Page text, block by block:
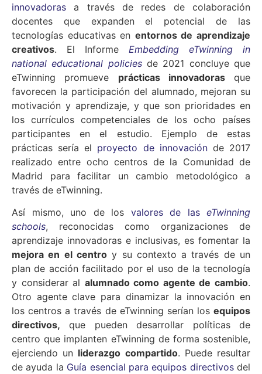
innovadoras a través de redes de colaboración
docentes que expanden el potencial de las
tecnologías educativas en entornos de aprendizaje
creativos. El Informe Embedding eTwinning in
national educational policiesde 2021 concluye que
eTwinning promueve prácticas innovadorasque
favorecen la participación del alumnado, mejoran su
motivación y aprendizaje, y que son prioridades en
los currículos competenciales de los ocho países
participantes en el estudio. Ejemplo de estas
prácticas sería el proyecto de innovaciónde 2017
realizado entre ocho centros de la Comunidad de
Madrid para facilitar un cambio metodológico a
través de eTwinning.
Así mismo, uno de los valores de las eTwinning
schools, reconocidas como organizaciones de
aprendizaje innovadoras e inclusivas, es fomentar la
mejora en el centroy su contexto a través de un
plan de acción facilitado por el uso de la tecnología
y considerar al alumnado como agente de cambio.
Otro agente clave para dinamizar la innovación en
los centros a través de eTwinning serían los equipos
directivos, que pueden desarrollar políticas de
centro que implanten eTwinning de forma sostenible,
ejerciendo un liderazgo compartido. Puede resultar
de ayuda la Guía esencial para equipos directivosdel